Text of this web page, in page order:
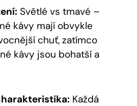
Světlé vs tmavé –
kávy mají obvykle
chuť, zatímco
kávy jsou bohatší a
Každá